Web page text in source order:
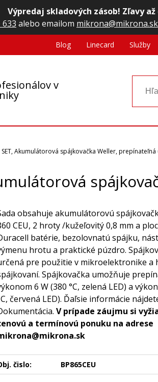
Výpredaj skladových zásob! Zľavy až
633 alebo emailom mikrona@mikrona.sk
v
Blog Linecard Služby
SET, Akumulátorová spájkovačka Weller, prepínateľná
obsahuje akumulátorovú
CEU, 2 hroty /kužeľovitý 0,8 mm a
batérie, bezolovnatú spájku,
hrotu a praktické púzdro.
pre použitie v mikroelektronike a
Spájkovačka umožňuje
6 W (380 °C, zelená LED) a
červená LED). Ďaľsie informácie
V prípade záujmu si
a termínovú ponuku na adrese
čislo: BP865CEU